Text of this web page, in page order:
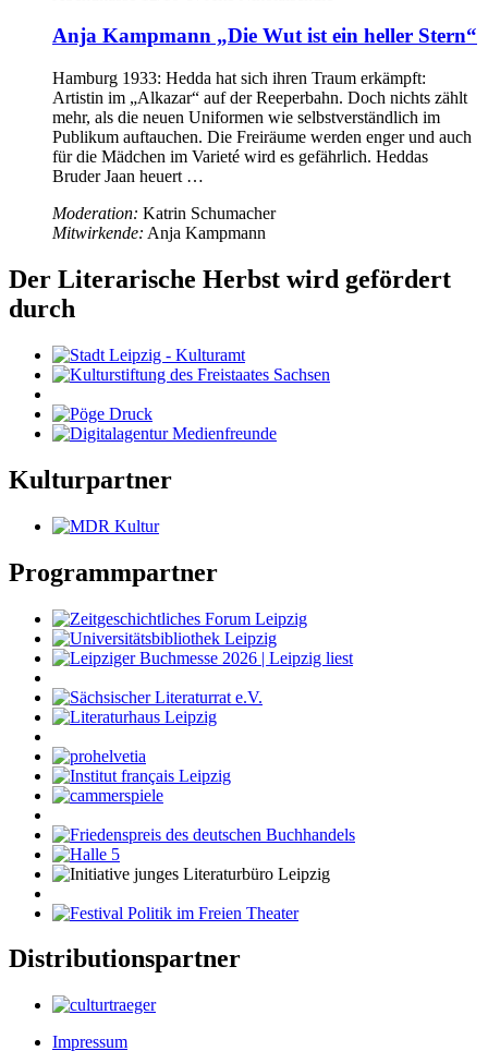
Anja Kampmann „Die Wut ist ein heller Stern“
Hamburg 1933: Hedda hat sich ihren Traum erkämpft:
Artistin im „Alkazar“ auf der Reeperbahn. Doch nichts zählt
mehr, als die neuen Uniformen wie selbstverständlich im
Publikum auftauchen. Die Freiräume werden enger und auch
für die Mädchen im Varieté wird es gefährlich. Heddas
Bruder Jaan heuert …
Moderation: Katrin Schumacher
Mitwirkende: Anja Kampmann
Der Literarische Herbst wird gefördert
durch
Kulturpartner
Programmpartner
Distributionspartner
Impressum